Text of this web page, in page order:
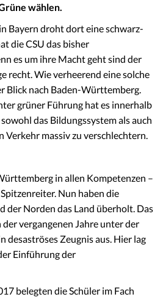
wählen.
Bayern droht dort eine schwarz-
die CSU das bisher
es um ihre Macht geht sind der
recht. Wie verheerend eine solche
Blick nach Baden-Württemberg.
grüner Führung hat es innerhalb
das Bildungssystem als auch
massiv zu verschlechtern.
in allen Kompetenzen –
Nun haben die
der Norden das Land überholt. Das
vergangenen Jahre unter der
desaströses Zeugnis aus. Hier lag
Einführung der
belegten die Schüler im Fach